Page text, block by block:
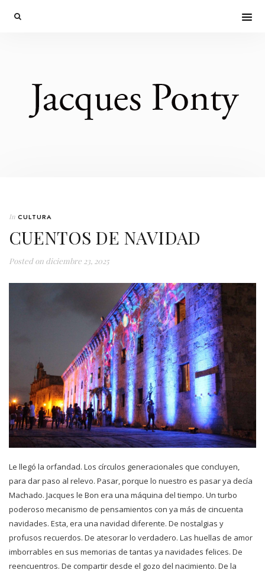
In CULTURA
CUENTOS DE NAVIDAD
Posted on diciembre 23, 2025
Le llegó la orfandad. Los círculos generacionales que concluyen,
para dar paso al relevo. Pasar, porque lo nuestro es pasar ya decía
Machado. Jacques le Bon era una máquina del tiempo. Un turbo
poderoso mecanismo de pensamientos con ya más de cincuenta
navidades. Esta, era una navidad diferente. De nostalgias y
profusos recuerdos. De atesorar lo verdadero. Las huellas de amor
imborrables en sus memorias de tantas ya navidades felices. De
reencuentros. De compartir desde el gozo del nacimiento. De la